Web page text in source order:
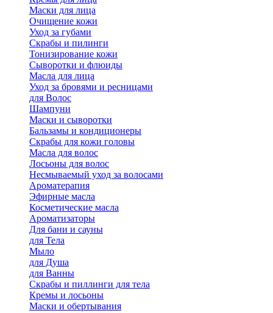
Маски для лица
Очищение кожи
Уход за губами
Скрабы и пилинги
Тонизирование кожи
Сыворотки и флюиды
Масла для лица
Уход за бровями и ресницами
для Волос
Шампуни
Маски и сыворотки
Бальзамы и кондиционеры
Скрабы для кожи головы
Масла для волос
Лосьоны для волос
Несмываемый уход за волосами
Ароматерапия
Эфирные масла
Косметические масла
Ароматизаторы
Для бани и сауны
для Тела
Мыло
для Душа
для Ванны
Скрабы и пиллинги для тела
Кремы и лосьоны
Маски и обертывания